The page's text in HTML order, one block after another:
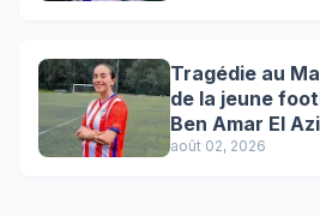
Tragédie au
de la jeune
Ben Amar El
août 02, 2026